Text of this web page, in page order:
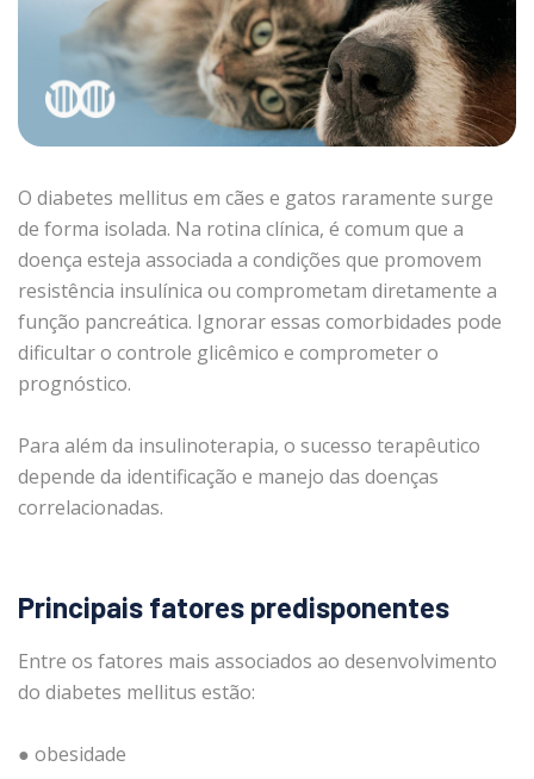
O diabetes mellitus em cães e gatos raramente surge
de forma isolada. Na rotina clínica, é comum que a
doença esteja associada a condições que promovem
resistência insulínica ou comprometam diretamente a
função pancreática. Ignorar essas comorbidades pode
dificultar o controle glicêmico e comprometer o
prognóstico.
Para além da insulinoterapia, o sucesso terapêutico
depende da identificação e manejo das doenças
correlacionadas.
Principais fatores predisponentes
Entre os fatores mais associados ao desenvolvimento
do diabetes mellitus estão:
● obesidade